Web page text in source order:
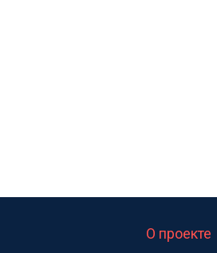
О проекте